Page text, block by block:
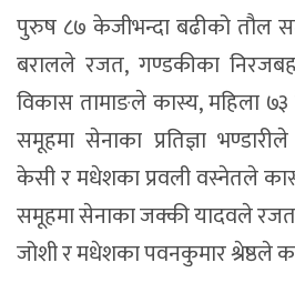
पुरुष ८७ केजीभन्दा बढीको तौल
बरालले रजत, गण्डकीका
विकास तामाङले कास्य, महिला
समूहमा सेनाका प्रतिज्ञा
केसी र मधेशका प्रवली वस्नेतले
समूहमा सेनाका जक्की यादवले
जोशी र मधेशका पवनकुमार श्रेष्ठले